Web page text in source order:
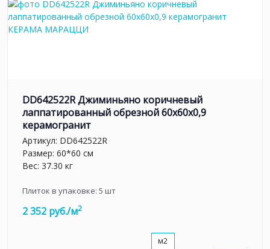
DD642522R Джиминьяно коричневый
лаппатированный обрезной 60х60x0,9
керамогранит
Артикул: DD642522R
Размер: 60*60 см
Вес: 37.30 кг
Плиток в упаковке: 5 шт
2 352 руб./м2
м2